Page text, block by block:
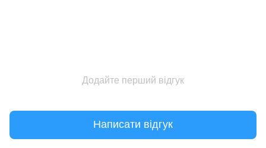
Додайте перший відгук
Написати відгук